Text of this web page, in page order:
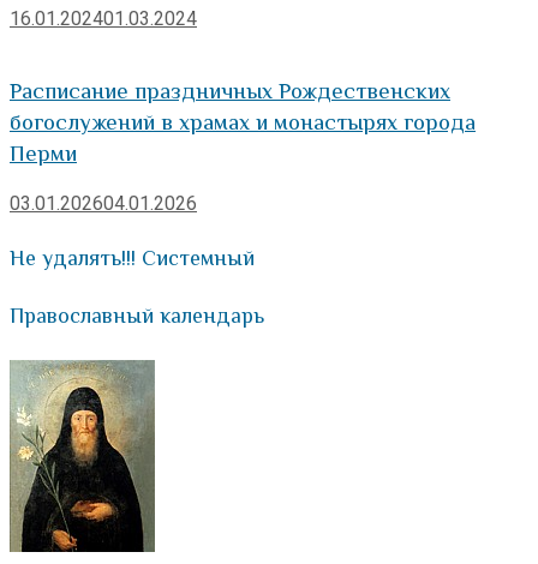
16.01.202401.03.2024
Расписание праздничных Рождественских
богослужений в храмах и монастырях города
Перми
03.01.202604.01.2026
Не удалять!!! Системный
Православный календарь